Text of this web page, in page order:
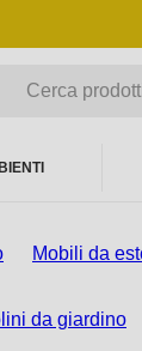
Mobili da
da giardino